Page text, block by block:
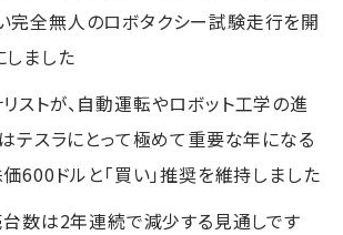
完全無人のロボタクシー試験走行を開
ました
ストが、自動運転やロボット工学の進
テスラにとって極めて重要な年になる
600ドルと「買い」推奨を維持しました
数は2年連続で減少する見通しです